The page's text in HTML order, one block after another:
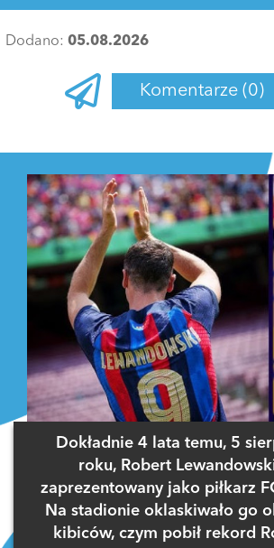
Dodano: 05.08.2026
Komentarze (0)
Dokładnie 4 lata temu, 5
roku, Robert
zaprezentowany jako piłkarz
Na stadionie oklaskiwało go
kibiców, czym pobił rekord